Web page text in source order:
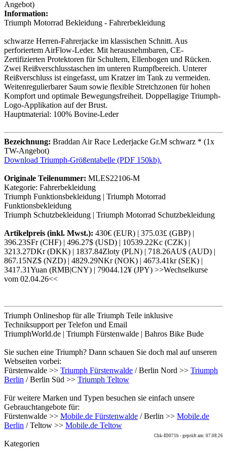
Angebot)
Information:
Triumph Motorrad Bekleidung - Fahrerbekleidung
schwarze Herren-Fahrerjacke im klassischen Schnitt. Aus
perforiertem AirFlow-Leder. Mit herausnehmbaren, CE-
Zertifizierten Protektoren für Schultern, Ellenbogen und Rücken.
Zwei Reißverschlusstaschen im unteren Rumpfbereich. Unterer
Reißverschluss ist eingefasst, um Kratzer im Tank zu vermeiden.
Weitenregulierbarer Saum sowie flexible Stretchzonen für hohen
Kompfort und optimale Bewegungsfreiheit. Doppellagige Triumph-
Logo-Applikation auf der Brust.
Hauptmaterial: 100% Bovine-Leder
Bezeichnung: Braddan Air Race Lederjacke Gr.M schwarz * (1x
TW-Angebot)
Download Triumph-Größentabelle (PDF 150kb).
Originale Teilenummer: MLES22106-M
Kategorie: Fahrerbekleidung
Triumph Funktionsbekleidung | Triumph Motorrad
Funktionsbekleidung
Triumph Schutzbekleidung | Triumph Motorrad Schutzbekleidung
Artikelpreis (inkl. Mwst.): 430€ (EUR) | 375.03£ (GBP) |
396.23SFr (CHF) | 496.27$ (USD) | 10539.22Kc (CZK) |
3213.27DKr (DKK) | 1837.84Zloty (PLN) | 718.26AU$ (AUD) |
867.15NZ$ (NZD) | 4829.29NKr (NOK) | 4673.41kr (SEK) |
3417.31Yuan (RMB|CNY) | 79044.12¥ (JPY) >>Wechselkurse
vom 02.04.26<<
Triumph Onlineshop für alle Triumph Teile inklusive
Techniksupport per Telefon und Email
TriumphWorld.de | Triumph Fürstenwalde | Bahros Bike Bude
Sie suchen eine Triumph? Dann schauen Sie doch mal auf unseren
Webseiten vorbei:
Fürstenwalde >> Triumph Fürstenwalde / Berlin Nord >> Triumph
Berlin / Berlin Süd >> Triumph Teltow
Für weitere Marken und Typen besuchen sie einfach unsere
Gebrauchtangebote für:
Fürstenwalde >> Mobile.de Fürstenwalde / Berlin >> Mobile.de
Berlin / Teltow >> Mobile.de Teltow
Chk-ID071b - geprüft am: 07.08.26
Kategorien